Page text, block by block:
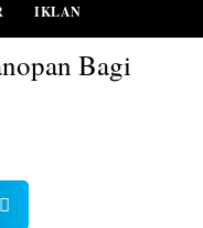
IKLAN
Bagi